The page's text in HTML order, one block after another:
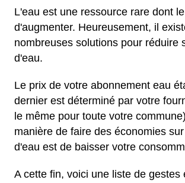
L'eau est une ressource rare dont
d'augmenter. Heureusement, il
nombreuses solutions pour réduire
d'eau.
Le prix de votre abonnement eau
dernier est déterminé par votre
le même pour toute votre
manière de faire des économies
d'eau est de baisser votre
A cette fin, voici une liste de gestes